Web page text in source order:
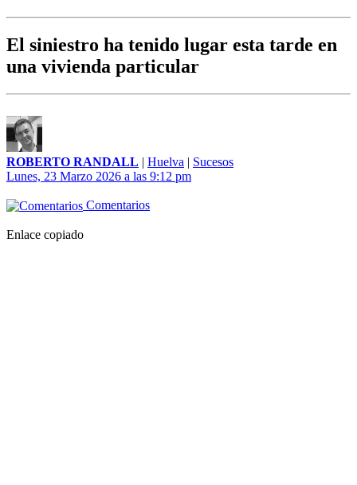
El siniestro ha tenido lugar esta tarde en
una vivienda particular
ROBERTO RANDALL | Huelva | Sucesos
Lunes, 23 Marzo 2026 a las 9:12 pm
Comentarios
Enlace copiado